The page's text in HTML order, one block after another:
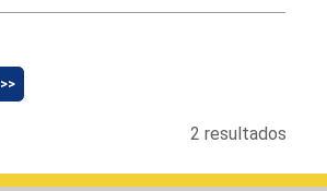
>>
2 resultados